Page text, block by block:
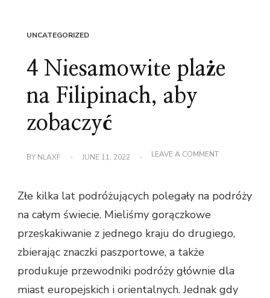
UNCATEGORIZED
4 Niesamowite plaże
na Filipinach, aby
zobaczyć
BY NLAXF JUNE 11, 2022 LEAVE A COMMENTON
NA
Złe kilka lat podróżujących polegały na podróży
na całym świecie. Mieliśmy gorączkowe
przeskakiwanie z jednego kraju do drugiego,
zbierając znaczki paszportowe, a także
produkuje przewodniki podróży głównie dla
miast europejskich i orientalnych. Jednak gdy